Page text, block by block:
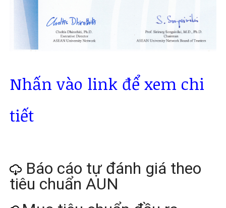
Nhấn vào link để xem chi
tiết
Báo cáo tự đánh giá theo
tiêu chuẩn AUN